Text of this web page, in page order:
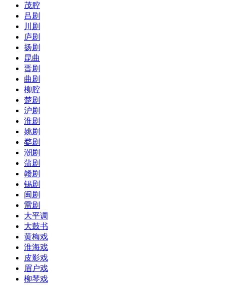
茂腔
吕剧
川剧
庐剧
扬剧
昆曲
晋剧
曲剧
柳腔
楚剧
沪剧
淮剧
姚剧
婺剧
潮剧
蒲剧
赣剧
锡剧
闽剧
雷剧
大平调
大鼓书
黄梅戏
淮海戏
皮影戏
眉户戏
柳琴戏